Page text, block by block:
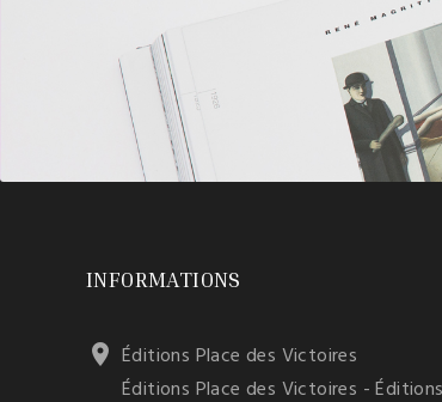
INFORMATIONS
 Éditions Place des Victoires
Éditions Place des Victoires -